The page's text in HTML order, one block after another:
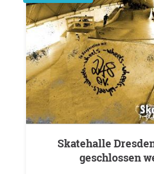
Skatehalle Dresden darf nicht
geschlossen